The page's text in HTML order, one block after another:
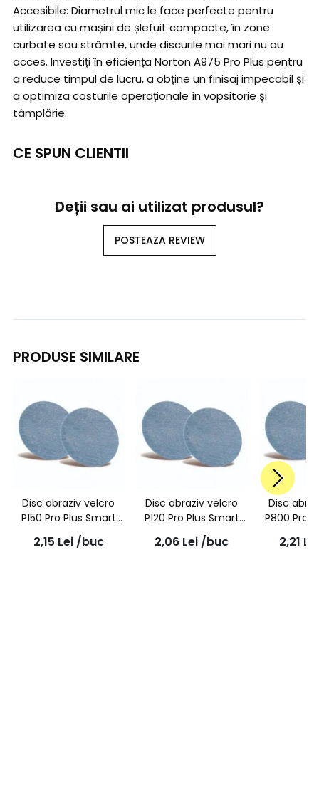
Accesibile: Diametrul mic le face perfecte pentru
utilizarea cu mașini de șlefuit compacte, în zone
curbate sau strâmte, unde discurile mai mari nu au
acces. Investiți în eficiența Norton A975 Pro Plus pentru
a reduce timpul de lucru, a obține un finisaj impecabil și
a optimiza costurile operaționale în vopsitorie și
tâmplărie.
CE SPUN CLIENTII
Deții sau ai utilizat produsul?
POSTEAZA REVIEW
PRODUSE SIMILARE
Disc abraziv velcro
P150 Pro Plus Smart
Repair A975, 76mm |
NORTON
2,15 Lei /buc
Disc abraziv velcro
P120 Pro Plus Smart
Repair A975, 76mm |
NORTON
2,06 Lei /buc
Disc
P800 Pro
2,21 Lei